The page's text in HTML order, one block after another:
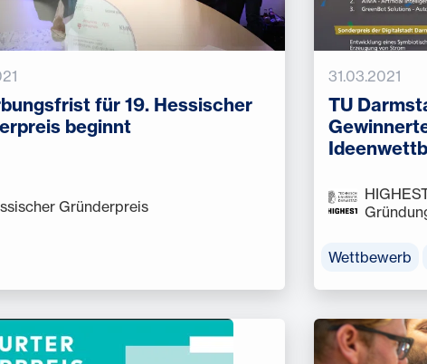
für 19. Hessischer
beginnt
Gründerpreis
31.03.2021
TU
Wettbewerb